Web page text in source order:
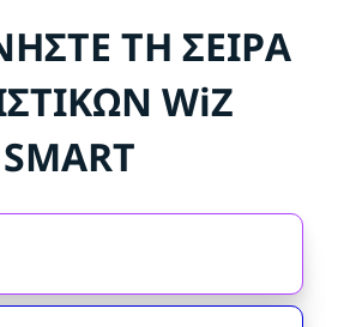
ΤΗ ΣΕΙΡΑ
WiZ
SMART